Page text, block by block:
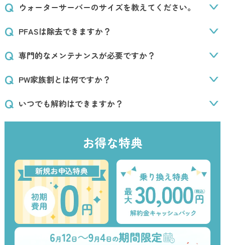
ウォーターサーバーのサイズを教えてください。
PFASは除去できますか？
専門的なメンテナンスが必要ですか？
PW家族割とは何ですか？
いつでも解約はできますか？
お得な特典